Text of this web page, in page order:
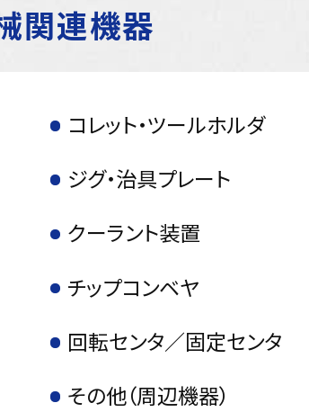
関連機器
コレット・ツールホルダ
ジグ・治具プレート
クーラント装置
チップコンベヤ
回転センタ／固定センタ
その他（周辺機器）